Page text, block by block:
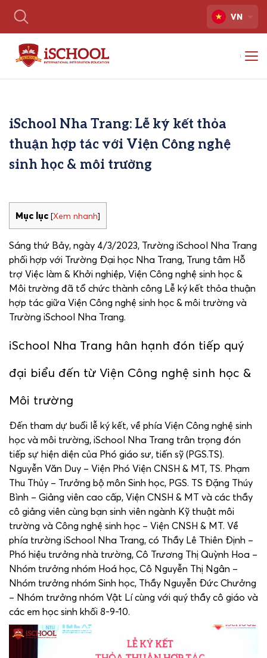
VN
iSchool Nha Trang: Lễ ký kết thỏa
thuận hợp tác với Viện Công nghệ
sinh học & môi trường
Mục lục [Xem nhanh]
Sáng thứ Bảy, ngày 4/3/2023, Trường iSchool Nha Trang
phối hợp với Trường Đại học Nha Trang, Trung tâm Hỗ
trợ Việc làm & Khởi nghiệp, Viện Công nghệ sinh học &
Môi trường đã tổ chức thành công Lễ ký kết thỏa thuận
hợp tác giữa Viện Công nghệ sinh học & môi trường và
Trường iSchool Nha Trang.
iSchool Nha Trang hân hạnh đón tiếp quý
đại biểu đến từ Viện Công nghệ sinh học &
Môi trường
Đến tham dự buổi lễ ký kết, về phía Viện Công nghệ sinh
học và môi trường, iSchool Nha Trang trân trọng đón
tiếp sự hiện diện của Phó giáo sư, tiến sỹ (PGS.TS).
Nguyễn Văn Duy – Viện Phó Viện CNSH & MT, TS. Phạm
Thu Thủy – Trưởng bộ môn Sinh học, PGS. TS Đặng Thúy
Bình – Giảng viên cao cấp, Viện CNSH & MT và các thầy
cô giảng viên cùng bạn sinh viên ngành Kỹ thuật môi
trường và Công nghệ sinh học – Viện CNSH & MT. Về
phía trường iSchool Nha Trang, có Thầy Lê Thiên Định –
Phó hiệu trưởng nhà trường, Cô Trương Thị Quỳnh Hoa –
Nhóm trưởng nhóm Hoá học, Cô Nguyễn Thị Ngân –
Nhóm trưởng nhóm Sinh học, Thầy Nguyễn Đức Chưởng
– Nhóm trưởng nhóm Vật Lí cùng với quý thầy cô giáo và
các em học sinh khối 8-9-10.